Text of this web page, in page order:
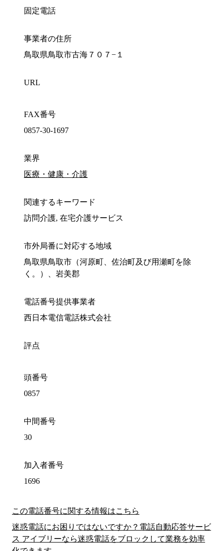
固定電話
事業者の住所
鳥取県鳥取市古海７０７−１
URL
FAX番号
0857-30-1697
業界
医療・健康・介護
関連するキーワード
訪問介護, 在宅介護サービス
市外局番に対応する地域
鳥取県鳥取市（河原町、佐治町及び用瀬町を除
く。）、岩美郡
電話番号提供事業者
西日本電信電話株式会社
評点
頭番号
0857
中間番号
30
加入者番号
1696
この電話番号に関する情報はこちら
迷惑電話にお困りではないですか？電話自動応答サービ
ス アイブリーなら迷惑電話をブロックして業務を効率